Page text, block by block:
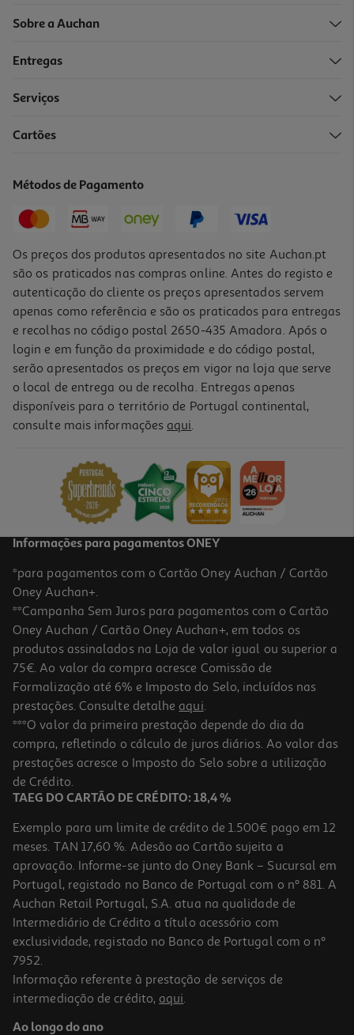
Faca De Chefe Actuel Em Inox 20cm
Sobre a Auchan
Entregas
Serviços
Cartões
Métodos de Pagamento
Os preços dos produtos apresentados no site Auchan.pt
são os praticados nas compras online. Antes do registo e
autenticação do cliente os preços apresentados servem
apenas como referência e são os praticados para entregas
e recolhas no código postal 2650-435 Amadora. Após o
login e em função da proximidade e do código postal,
serão apresentados os preços em vigor na loja que serve
o local de entrega ou de recolha. Entregas apenas
disponíveis para o território de Portugal continental,
consulte mais informações aqui.
Informações para pagamentos ONEY
*para pagamentos com o Cartão Oney Auchan / Cartão
Oney Auchan+.
**Campanha Sem Juros para pagamentos com o Cartão
Oney Auchan / Cartão Oney Auchan+, em todos os
produtos assinalados na Loja de valor igual ou superior a
75€. Ao valor da compra acresce Comissão de
Formalização até 6% e Imposto do Selo, incluídos nas
prestações. Consulte detalhe aqui.
***O valor da primeira prestação depende do dia da
compra, refletindo o cálculo de juros diários. Ao valor das
prestações acresce o Imposto do Selo sobre a utilização
de Crédito.
TAEG DO CARTÃO DE CRÉDITO: 18,4 %
Exemplo para um limite de crédito de 1.500€ pago em 12
meses. TAN 17,60 %. Adesão ao Cartão sujeita a
aprovação. Informe-se junto do Oney Bank – Sucursal em
Portugal, registado no Banco de Portugal com o nº 881. A
Auchan Retail Portugal, S.A. atua na qualidade de
Intermediário de Crédito a título acessório com
exclusividade, registado no Banco de Portugal com o nº
7952.
Informação referente à prestação de serviços de
intermediação de crédito, aqui.
Ao longo do ano